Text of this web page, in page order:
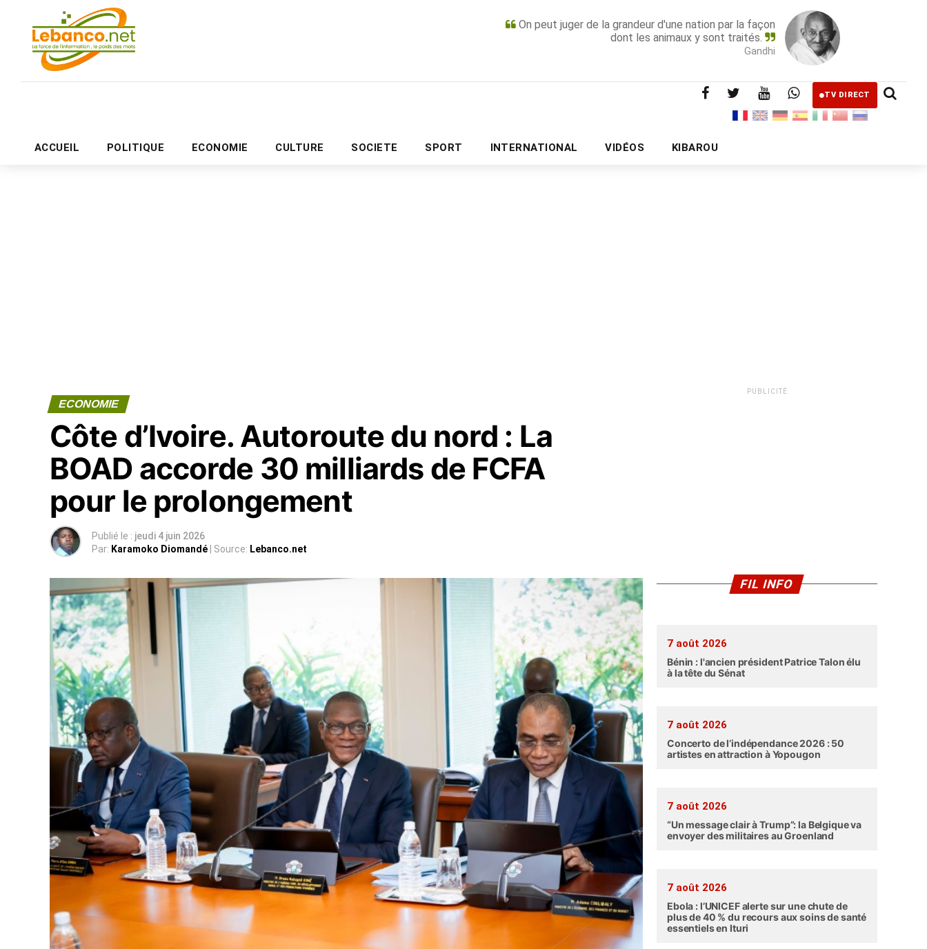
On peut juger de la grandeur d'une nation par la façon
dont les animaux y sont traités.
Gandhi
TV DIRECT
ACCUEIL POLITIQUE ECONOMIE CULTURE SOCIETE SPORT INTERNATIONAL VIDÉOS KIBAROU
PUBLICITÉ
ECONOMIE
Côte d’Ivoire. Autoroute du nord : La
BOAD accorde 30 milliards de FCFA
pour le prolongement
Publié le : jeudi 4 juin 2026
Par: Karamoko Diomandé | Source: Lebanco.net
PUBLICITÉ
FIL INFO
7 août 2026
Bénin : l'ancien président Patrice Talon élu
à la tête du Sénat
7 août 2026
Concerto de l’indépendance 2026 : 50
artistes en attraction à Yopougon
7 août 2026
“Un message clair à Trump”: la Belgique va
envoyer des militaires au Groenland
7 août 2026
Ebola : l’UNICEF alerte sur une chute de
plus de 40 % du recours aux soins de santé
essentiels en Ituri